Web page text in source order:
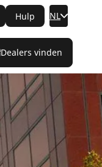
Hulp NL
Dealers vinden